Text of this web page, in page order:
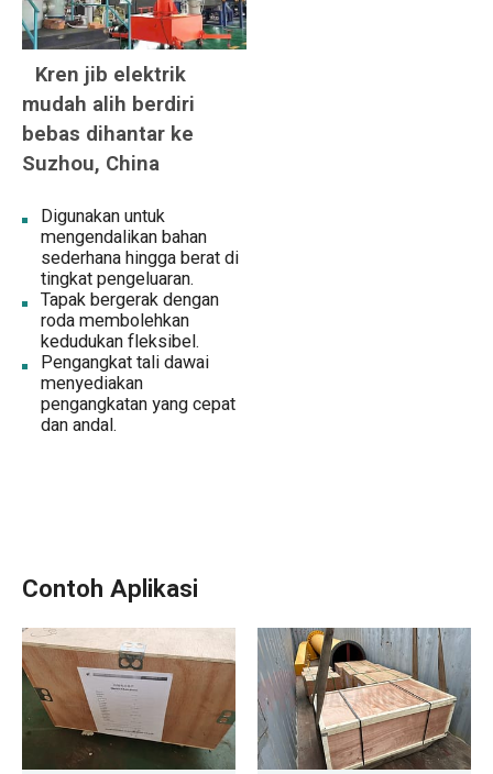
Kren jib elektrik
mudah alih berdiri
bebas dihantar ke
Suzhou, China
Digunakan untuk
mengendalikan bahan
sederhana hingga berat di
tingkat pengeluaran.
Tapak bergerak dengan
roda membolehkan
kedudukan fleksibel.
Pengangkat tali dawai
menyediakan
pengangkatan yang cepat
dan andal.
Contoh Aplikasi